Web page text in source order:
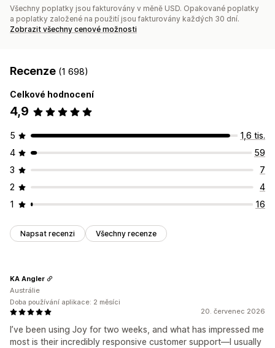
Všechny poplatky jsou fakturovány v měně USD. Opakované poplatky
a poplatky založené na použití jsou fakturovány každých 30 dní.
Zobrazit všechny cenové možnosti
Recenze (1 698)
Celkové hodnocení
4,9
5
1,6 tis.
4
59
3
7
2
4
1
16
Napsat recenzi Všechny recenze
20. červenec 2026
I’ve been using Joy for two weeks, and what has impressed me
most is their incredibly responsive customer support—I usually
KA Angler
Austrálie
Doba používání aplikace: 2 měsíci